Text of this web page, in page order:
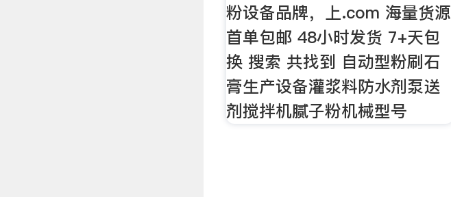
粉设备品牌，上.com 海量货源
首单包邮 48小时发货 7+天包
换 搜索 共找到 自动型粉刷石
膏生产设备灌浆料防水剂泵送
剂搅拌机腻子粉机械型号